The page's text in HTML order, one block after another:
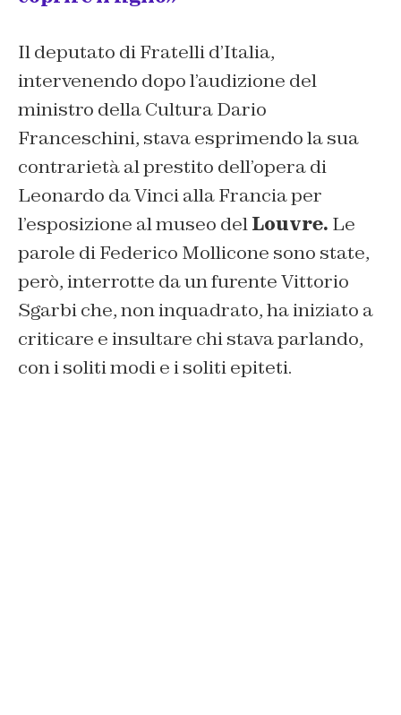
Il deputato di Fratelli d’Italia,
intervenendo dopo l’audizione del
ministro della Cultura Dario
Franceschini, stava esprimendo la sua
contrarietà al prestito dell’opera di
Leonardo da Vinci alla Francia per
l’esposizione al museo delLouvre. Le
parole di Federico Mollicone sono state,
però, interrotte da un furente Vittorio
Sgarbi che, non inquadrato, ha iniziato a
criticare e insultare chi stava parlando,
con i soliti modi e i soliti epiteti.